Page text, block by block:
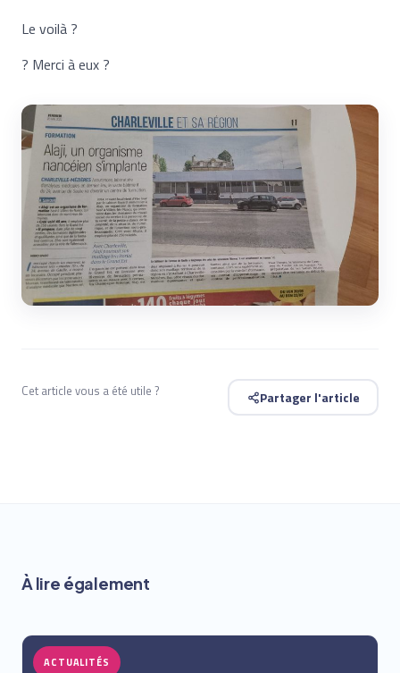
Le voilà ?
? Merci à eux ?
Cet article vous a été utile ? Partager l'article
À lire également
ACTUALITÉS